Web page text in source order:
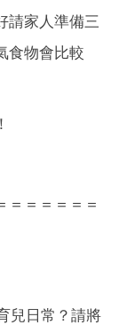
請家人準備三
食物會比較
＝＝＝＝＝＝
兒日常？請將